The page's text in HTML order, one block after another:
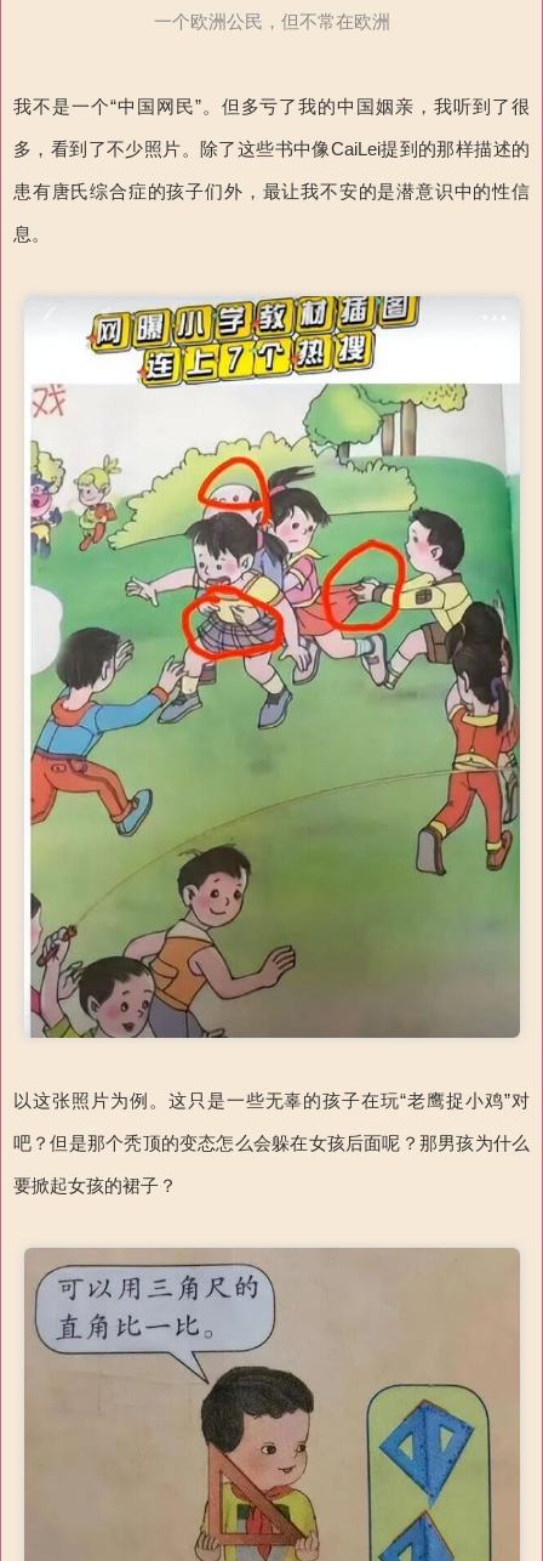
一个欧洲公民，但不常在欧洲
我不是一个“中国网民”。但多亏了我的中国姻亲，我听到了很
多，看到了不少照片。除了这些书中像CaiLei提到的那样描述的
患有唐氏综合症的孩子们外，最让我不安的是潜意识中的性信
息。
以这张照片为例。这只是一些无辜的孩子在玩“老鹰捉小鸡”对
吧？但是那个秃顶的变态怎么会躲在女孩后面呢？那男孩为什么
要掀起女孩的裙子？